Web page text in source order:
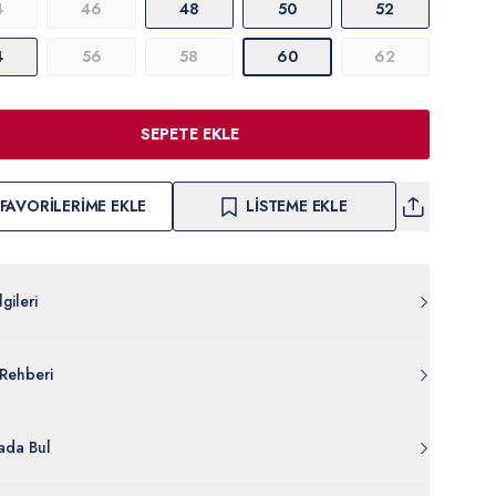
46 48 50 52
56 58 60 62
SEPETE EKLE
FAVORILERIME EKLE LISTEME EKLE
Ayrıntılarını Görüntüle
Bul